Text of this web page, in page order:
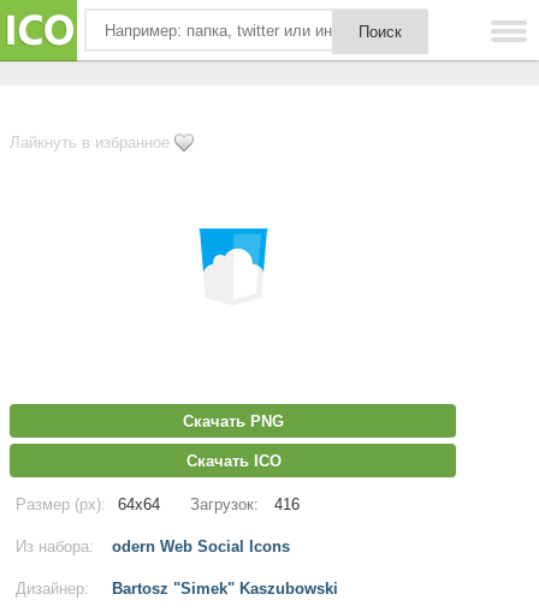
Лайкнуть в избранное
Скачать PNG
Скачать ICO
Размер (px): 64x64 Загрузок: 416
Из набора: odern Web Social Icons
Дизайнер: Bartosz "Simek" Kaszubowski